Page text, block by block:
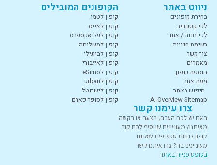
ניווט באתר
בחירת קופונים
לפי קטגוריה
לפי חנות / אתר
רשימת חנויות
צור קשר
מאמרים
הוספת קופון
מפת אתר
חיפוש באתר
AI Overview Sitemap
הקופונים המובילים
קופון לטמו
קופון לאייס
קופון לעליאקספרס
קופון למשלוחה
קופון לביתילי
קופון לאייבורי
קופון לeSimo
קופון לurban
קופון לישרוטל
קופון לסופר פארם
צרו עימנו קשר
האם יש לכם הערה, הצעה או בקשה
מאיתנו? מעוניינים שנוסיף לכם קוד
קופון לחנות ספציפית שאתם
מעוניינים בה? צרו איתנו קשר
בטופס פנייה באתר.